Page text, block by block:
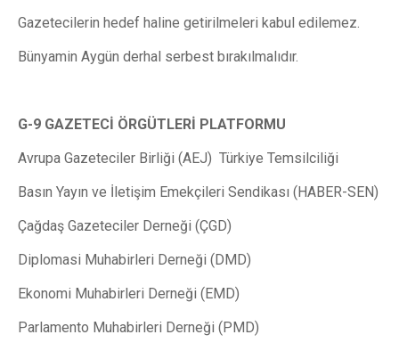
Gazetecilerin hedef haline getirilmeleri kabul edilemez.
Bünyamin Aygün derhal serbest bırakılmalıdır.
G-9 GAZETECİ ÖRGÜTLERİ PLATFORMU
Avrupa Gazeteciler Birliği (AEJ) Türkiye Temsilciliği
Basın Yayın ve İletişim Emekçileri Sendikası (HABER-SEN)
Çağdaş Gazeteciler Derneği (ÇGD)
Diplomasi Muhabirleri Derneği (DMD)
Ekonomi Muhabirleri Derneği (EMD)
Parlamento Muhabirleri Derneği (PMD)